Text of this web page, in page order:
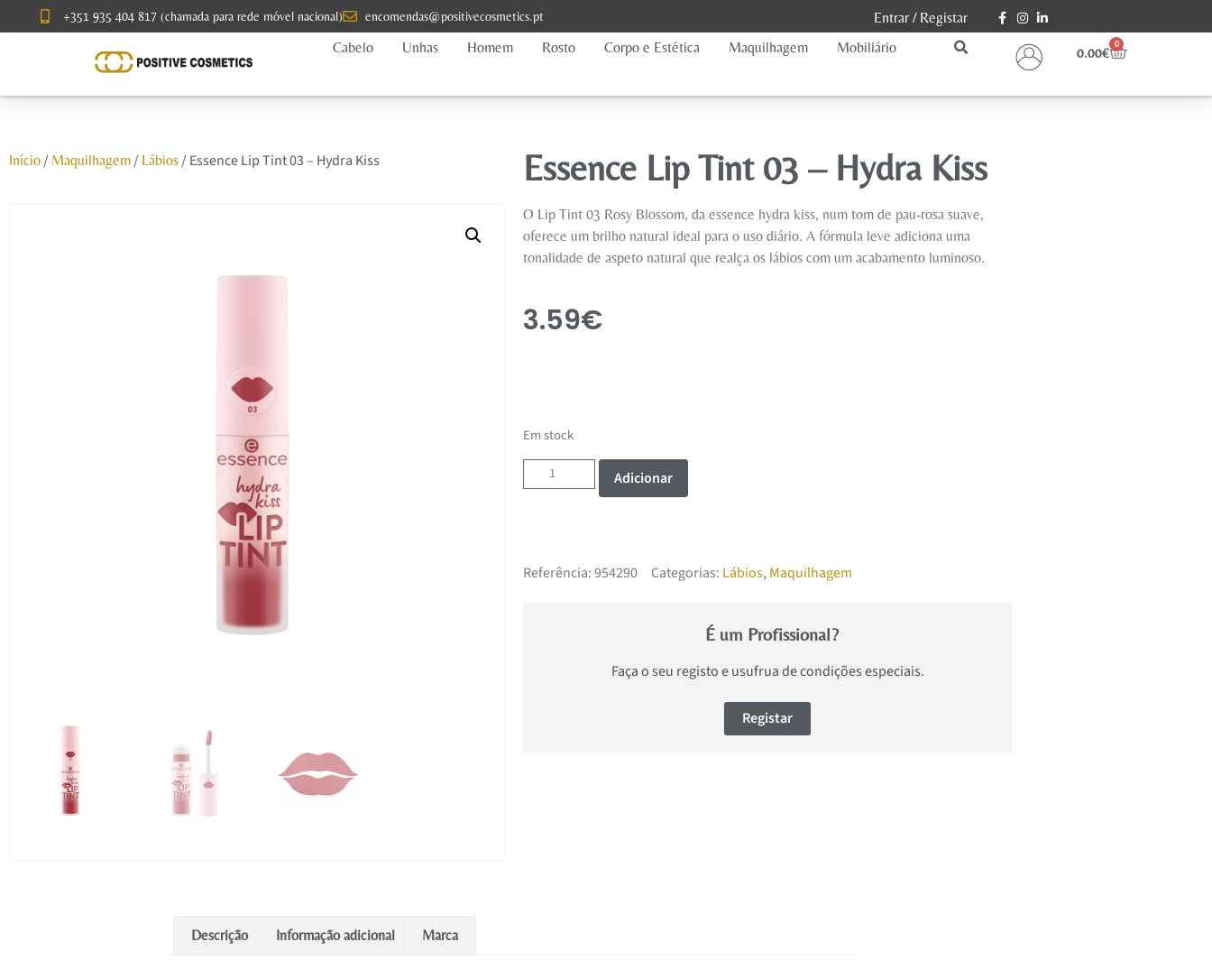
+351 935 404 817 (chamada para rede móvel nacional) encomendas@positivecosmetics.pt Entrar/ Registar
Cabelo
Unhas Homem Rosto Corpo e Estética Maquilhagem Mobiliário 0.00€
0
Início/ Maquilhagem/ Lábios/ Essence Lip Tint 03 – Hydra Kiss Essence Lip Tint 03 – Hydra Kiss
O Lip Tint 03 Rosy Blossom, da essence hydra kiss, num tom de pau-rosa suave,
oferece um brilho natural ideal para o uso diário. A fórmula leve adiciona uma
tonalidade de aspeto natural que realça os lábios com um acabamento luminoso.
3.59€
Em stock
Adicionar
Referência:954290 Categorias: Lábios, Maquilhagem
É um Profissional?
Faça o seu registo e usufrua de condições especiais.
Registar
Descrição Informação adicional Marca